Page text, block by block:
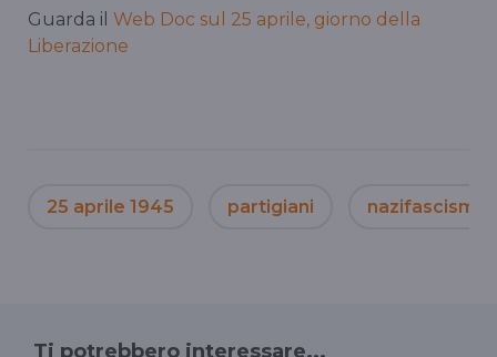
Guarda il Web Doc sul 25 aprile, giorno della
Liberazione
25 aprile 1945 partigiani nazifascismo
Ti potrebbero interessare...